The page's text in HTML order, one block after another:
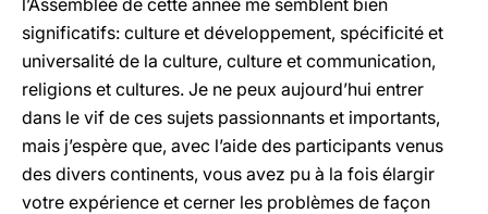
l’Assemblée de cette année me semblent bien
significatifs: culture et développement, spécificité et
universalité de la culture, culture et communication,
religions et cultures. Je ne peux aujourd’hui entrer
dans le vif de ces sujets passionnants et importants,
mais j’espère que, avec l’aide des participants venus
des divers continents, vous avez pu à la fois élargir
votre expérience et cerner les problèmes de façon